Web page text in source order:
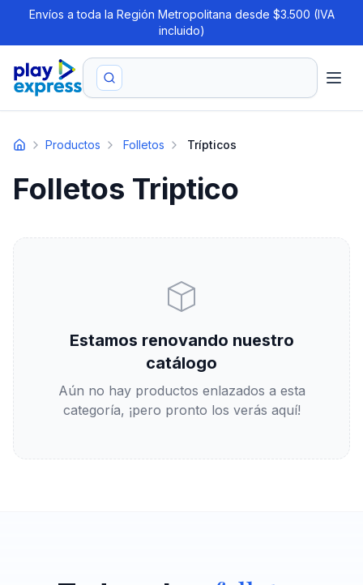
Envíos a toda la Región Metropolitana desde $3.500 (IVA
incluido)
Productos Folletos Trípticos
Folletos Triptico
Estamos renovando nuestro
catálogo
Aún no hay productos enlazados a esta
categoría, ¡pero pronto los verás aquí!